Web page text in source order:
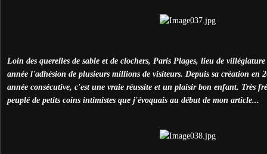
Loin des querelles de sable et de clochers, Paris Plages, lieu de villégiature
année l'adhésion de plusieurs millions de visiteurs. Depuis sa création en
année consécutive, c'est une vraie réussite et un plaisir bon enfant. Très
peuplé de petits coins intimistes que j'évoquais au début de mon article...